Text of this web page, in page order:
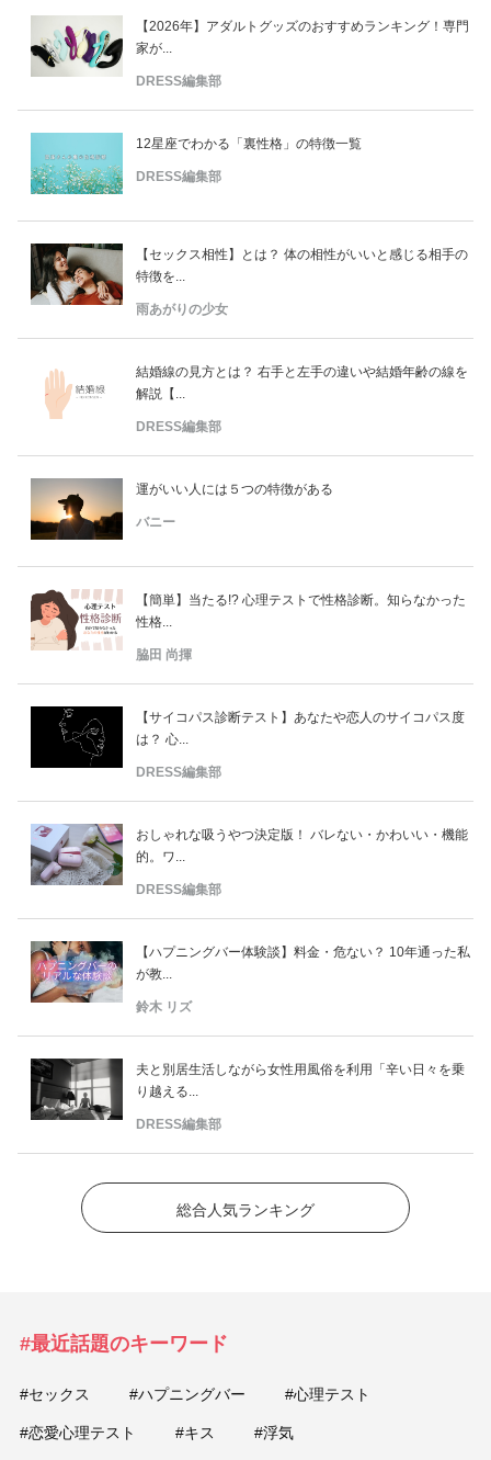
【2026年】アダルトグッズのおすすめランキング！専門
家が...
DRESS編集部
12星座でわかる「裏性格」の特徴一覧
DRESS編集部
【セックス相性】とは？ 体の相性がいいと感じる相手の
特徴を...
雨あがりの少女
結婚線の見方とは？ 右手と左手の違いや結婚年齢の線を
解説【...
DRESS編集部
運がいい人には５つの特徴がある
バニー
【簡単】当たる!? 心理テストで性格診断。知らなかった
性格...
脇田 尚揮
【サイコパス診断テスト】あなたや恋人のサイコパス度
は？ 心...
DRESS編集部
おしゃれな吸うやつ決定版！ バレない・かわいい・機能
的。ワ...
DRESS編集部
【ハプニングバー体験談】料金・危ない？ 10年通った私
が教...
鈴木 リズ
夫と別居生活しながら女性用風俗を利用「辛い日々を乗
り越える...
DRESS編集部
総合人気ランキング
#最近話題のキーワード
#セックス #ハプニングバー #心理テスト
#恋愛心理テスト #キス #浮気